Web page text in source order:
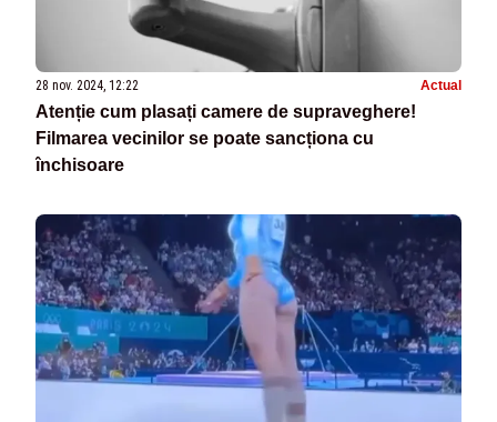
28 nov. 2024, 12:22 Actual
Atenție cum plasați camere de supraveghere!
Filmarea vecinilor se poate sancționa cu
închisoare